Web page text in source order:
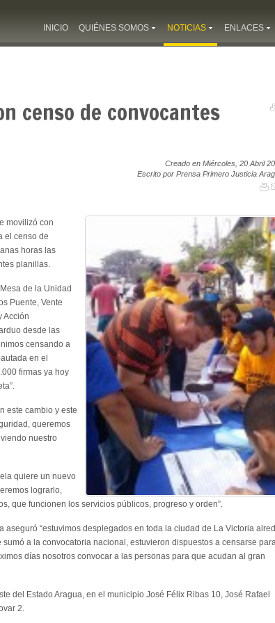
INICIO QUIÉNES SOMOS NOTICIAS ENLACES
censo de convocantes
Creado en Miércoles, 20 Abril
Escrito por Prensa Primero Justicia
movilizó con
el censo de
horas las
planillas.
de la Unidad
Puente, Vente
Acción
desde las
censando a
en el
firmas ya hoy
este cambio y este
queremos
nuestro
quiere un nuevo
lograrlo,
que funcionen los servicios públicos, progreso y orden”.
aseguró “estuvimos desplegados en toda la ciudad de La Victoria
a la convocatoria nacional, estuvieron dispuestos a censarse para
días nosotros convocar a las personas para que acudan al gran
del Estado Aragua, en el municipio José Félix Ribas 10, José Rafael
2.